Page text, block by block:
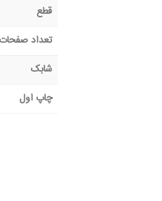
قطع
تعداد صفحات
شابک
چاپ اول